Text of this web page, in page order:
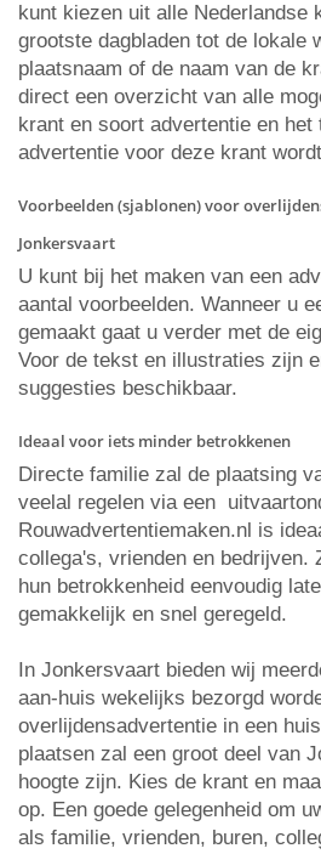
kunt kiezen uit alle Nederlandse
grootste dagbladen tot de lokale
plaatsnaam of de naam van de
direct een overzicht van alle
krant en soort advertentie en het
advertentie voor deze krant
Voorbeelden (sjablonen) voor
Jonkersvaart
U kunt bij het maken van een
aantal voorbeelden. Wanneer u
gemaakt gaat u verder met de
Voor de tekst en illustraties zijn
suggesties beschikbaar.
Ideaal voor iets minder betrokkenen
Directe familie zal de plaatsing
veelal regelen via een
Rouwadvertentiemaken.nl is
collega's, vrienden en bedrijven.
hun betrokkenheid eenvoudig
gemakkelijk en snel geregeld.
In Jonkersvaart bieden wij
aan-huis wekelijks bezorgd
overlijdensadvertentie in een
plaatsen zal een groot deel van
hoogte zijn. Kies de krant en
op. Een goede gelegenheid om
als familie, vrienden, buren,